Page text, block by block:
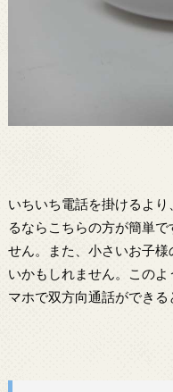
いちいち電話を掛けるよ
るならこちらの方が簡単
せん。また、小さいお子
いかもしれません。この
マホで双方向通話ができる